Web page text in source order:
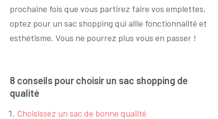
prochaine fois que vous partirez faire vos emplettes,
optez pour un sac shopping qui allie fonctionnalité et
esthétisme. Vous ne pourrez plus vous en passer !
8 conseils pour choisir un sac shopping de
qualité
Choisissez un sac de bonne qualité